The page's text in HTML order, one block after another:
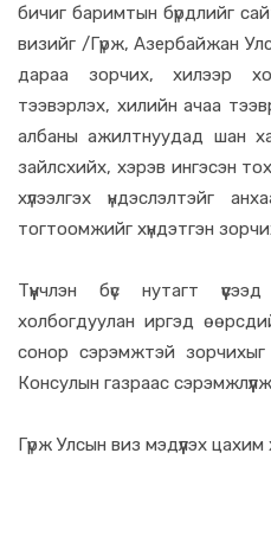
бичиг баримтын бүрдлийг
визийг /Гүрж, Азербайжан
дараа зорчих, хилээр
тээвэрлэх, хилийн ачаа
албаны ажилтнуудад шан
зайлсхийх, хэрэв ингэсэн
хүлээлгэх үндэслэлтэйг
тогтоомжийг хүндэтгэн
Түүнчлэн бүс нутагт
холбогдуулан иргэд
сонор сэрэмжтэй
Консулын газраас
Гүрж Улсын виз мэдүүлэх цахим